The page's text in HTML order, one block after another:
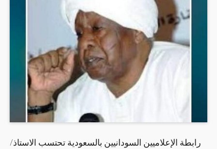
رابطة الإعلاميين السودانيين بالسعودية تحتسب الاستاذ/